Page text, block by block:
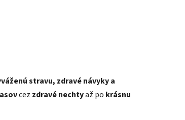
stravu, zdravé návyky a
cez zdravé nechtyaž po krásnu